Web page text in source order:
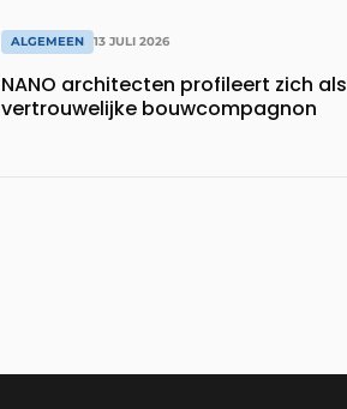
ALGEMEEN 13 JULI 2026
NANO architecten profileert zich als
vertrouwelijke bouwcompagnon